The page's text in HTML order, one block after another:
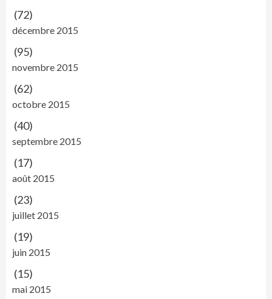
(72)
décembre 2015
(95)
novembre 2015
(62)
octobre 2015
(40)
septembre 2015
(17)
août 2015
(23)
juillet 2015
(19)
juin 2015
(15)
mai 2015